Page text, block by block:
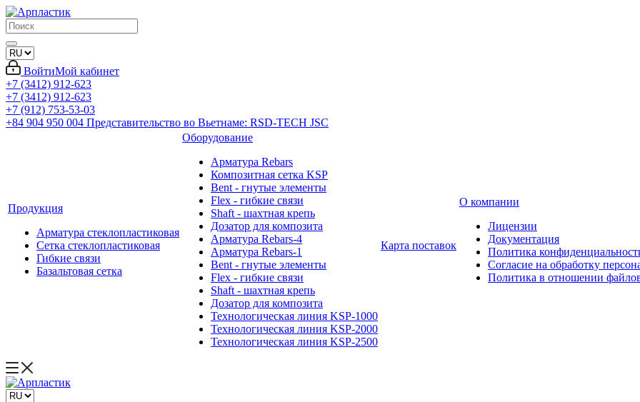
ВойтиМой кабинет
+7 (3412) 912-623
+7 (3412) 912-623
+7 (912) 753-53-03
+84 904 950 004 Представительство во Вьетнаме: RSD-TECH JSC
Продукция
Арматура стеклопластиковая
Сетка стеклопластиковая
Гибкие связи
Базальтовая сетка
Оборудование
Арматура Rebars
Композитная сетка KSP
Bent - гнутые элементы
Flex - гибкие связи
Shaft - шахтная крепь
Дозатор для композита
Арматура Rebars-4
Арматура Rebars-1
Bent - гнутые элементы
Flex - гибкие связи
Shaft - шахтная крепь
Дозатор для композита
Технологическая линия KSP-1000
Технологическая линия KSP-2000
Технологическая линия KSP-2500
Карта поставок
О компании
Лицензии
Документация
Политика
Согласие на обработку
Политика в отношении